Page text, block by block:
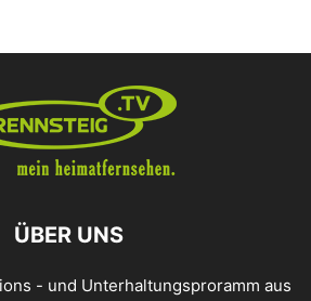
ÜBER UNS
- und Unterhaltungsproramm aus